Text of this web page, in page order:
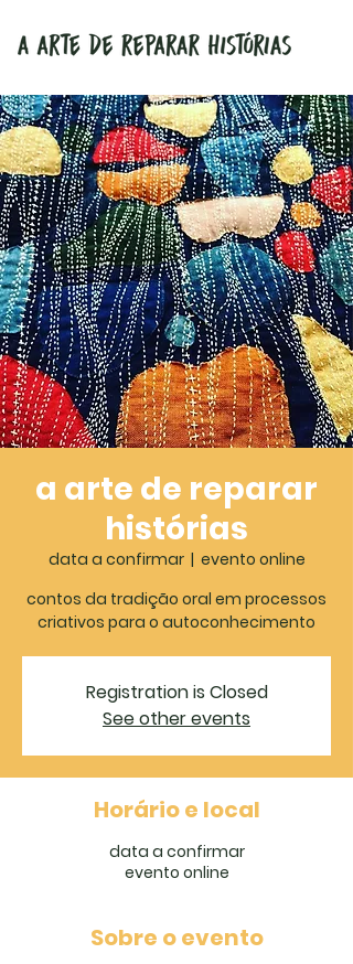
a arte de reparar
histórias
data a confirmar
  |
evento online
contos da tradição oral em processos
criativos para o autoconhecimento
Registration is Closed
See other events
Horário e local
data a confirmar
evento online
Sobre o evento